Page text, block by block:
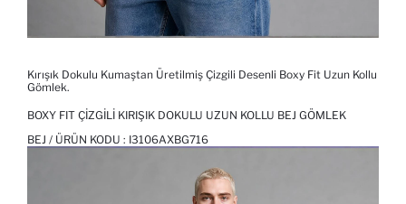
Kırışık Dokulu Kumaştan Üretilmiş Çizgili Desenli Boxy Fit Uzun Kollu
Gömlek.
BOXY FIT ÇIZGILI KIRIŞIK DOKULU UZUN KOLLU BEJ GÖMLEK
BEJ / ÜRÜN KODU : I3106AXBG716